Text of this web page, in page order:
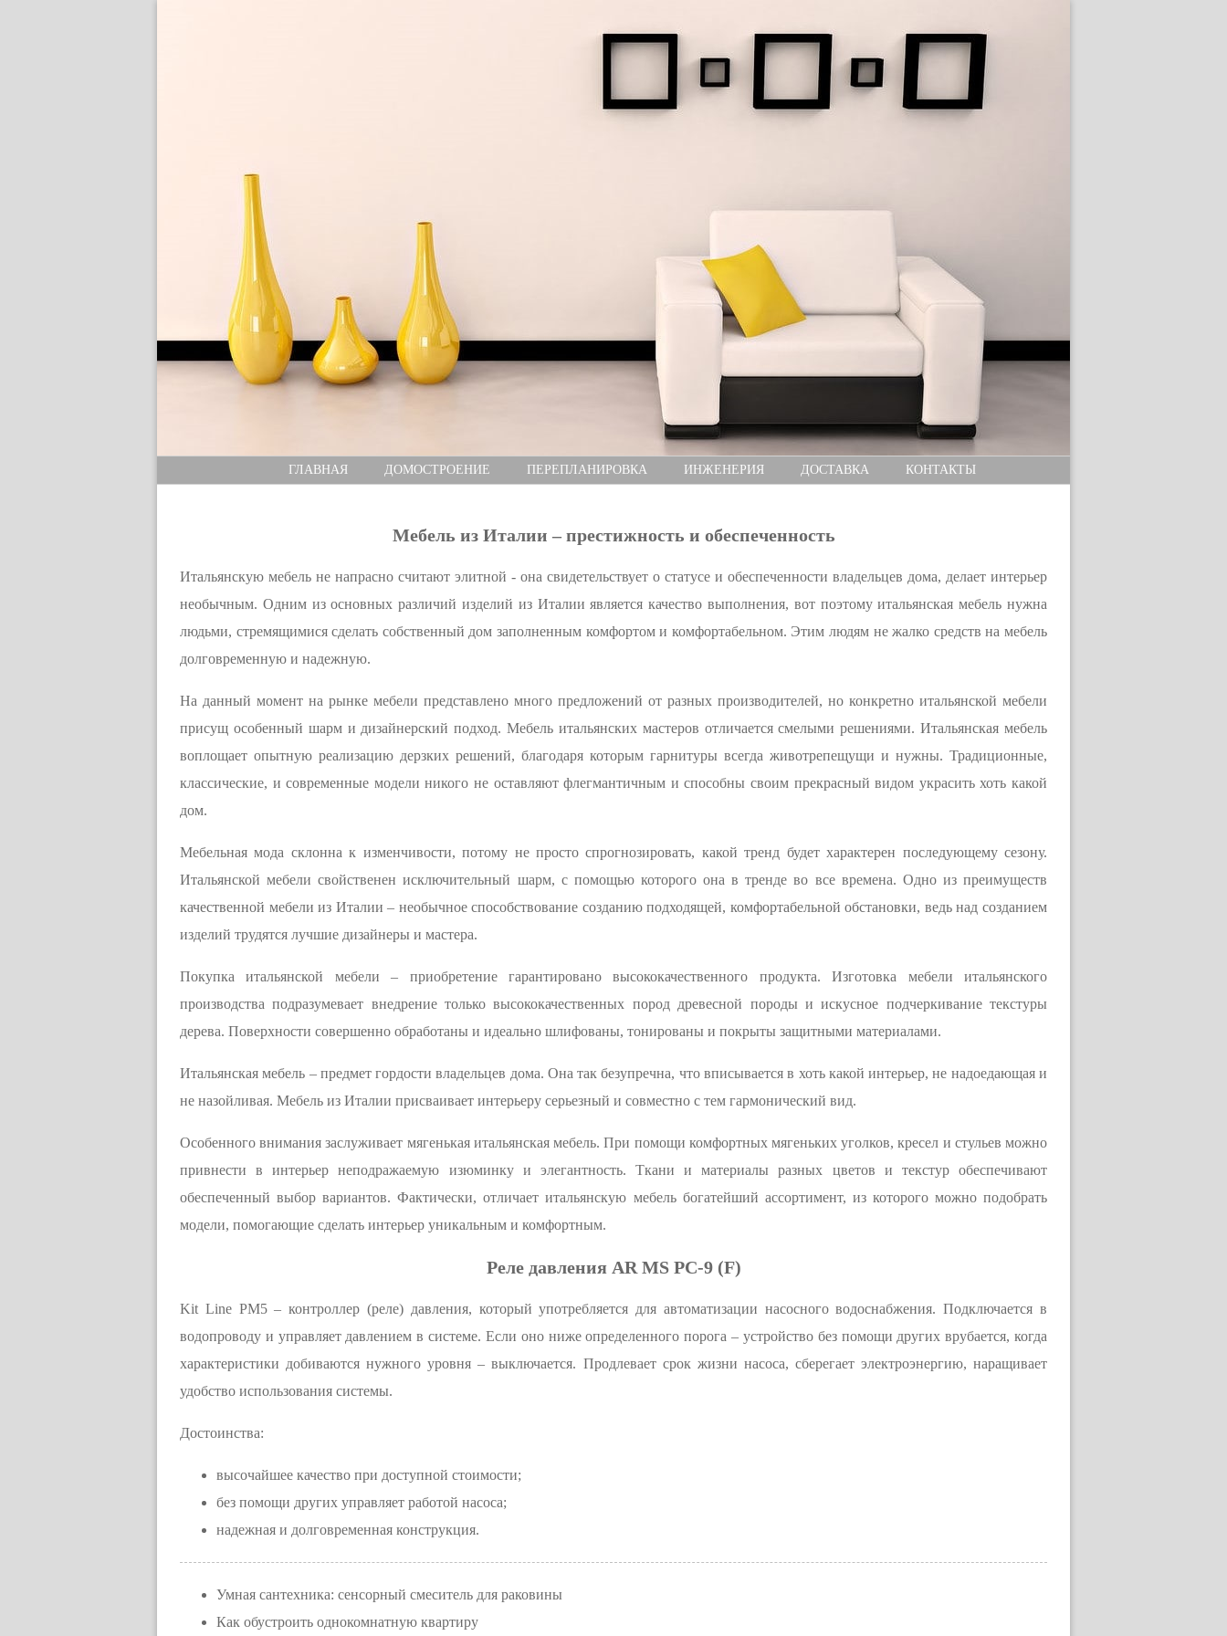
ГЛАВНАЯ ДОМОСТРОЕНИЕ ПЕРЕПЛАНИРОВКА ИНЖЕНЕРИЯ ДОСТАВКА КОНТАКТЫ
Мебель из Италии – престижность и обеспеченность
Итальянскую мебель не напрасно считают элитной - она свидетельствует о статусе и обеспеченности владельцев дома, делает интерьер
необычным. Одним из основных различий изделий из Италии является качество выполнения, вот поэтому итальянская мебель нужна
людьми, стремящимися сделать собственный дом заполненным комфортом и комфортабельном. Этим людям не жалко средств на мебель
долговременную и надежную.
На данный момент на рынке мебели представлено много предложений от разных производителей, но конкретно итальянской мебели
присущ особенный шарм и дизайнерский подход. Мебель итальянских мастеров отличается смелыми решениями. Итальянская мебель
воплощает опытную реализацию дерзких решений, благодаря которым гарнитуры всегда животрепещущи и нужны. Традиционные,
классические, и современные модели никого не оставляют флегмантичным и способны своим прекрасный видом украсить хоть какой
дом.
Мебельная мода склонна к изменчивости, потому не просто спрогнозировать, какой тренд будет характерен последующему сезону.
Итальянской мебели свойственен исключительный шарм, с помощью которого она в тренде во все времена. Одно из преимуществ
качественной мебели из Италии – необычное способствование созданию подходящей, комфортабельной обстановки, ведь над созданием
изделий трудятся лучшие дизайнеры и мастера.
Покупка итальянской мебели – приобретение гарантировано высококачественного продукта. Изготовка мебели итальянского
производства подразумевает внедрение только высококачественных пород древесной породы и искусное подчеркивание текстуры
дерева. Поверхности совершенно обработаны и идеально шлифованы, тонированы и покрыты защитными материалами.
Итальянская мебель – предмет гордости владельцев дома. Она так безупречна, что вписывается в хоть какой интерьер, не надоедающая и
не назойливая. Мебель из Италии присваивает интерьеру серьезный и совместно с тем гармонический вид.
Особенного внимания заслуживает мягенькая итальянская мебель. При помощи комфортных мягеньких уголков, кресел и стульев можно
привнести в интерьер неподражаемую изюминку и элегантность. Ткани и материалы разных цветов и текстур обеспечивают
обеспеченный выбор вариантов. Фактически, отличает итальянскую мебель богатейший ассортимент, из которого можно подобрать
модели, помогающие сделать интерьер уникальным и комфортным.
Реле давления AR MS PC-9 (F)
Kit Line PM5 – контроллер (реле) давления, который употребляется для автоматизации насосного водоснабжения. Подключается в
водопроводу и управляет давлением в системе. Если оно ниже определенного порога – устройство без помощи других врубается, когда
характеристики добиваются нужного уровня – выключается. Продлевает срок жизни насоса, сберегает электроэнергию, наращивает
удобство использования системы.
Достоинства:
высочайшее качество при доступной стоимости;
без помощи других управляет работой насоса;
надежная и долговременная конструкция.
Умная сантехника: сенсорный смеситель для раковины
Как обустроить однокомнатную квартиру